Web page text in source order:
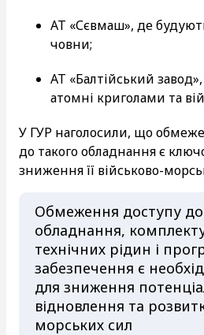
АТ «Сєвмаш», де
човни;
АТ «Балтійський
атомні криголами та
У ГУР наголосили, що
до такого обладнання є
зниження її військово-
Обмеження доступу до
обладнання,
технічних рідин і
забезпечення є
для зниження
відновлення та
морських сил